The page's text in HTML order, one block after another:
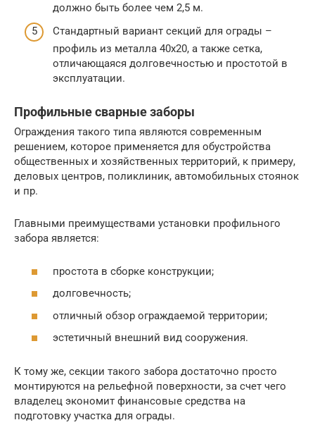
должно быть более чем 2,5 м.
Стандартный вариант секций для ограды –
профиль из металла 40х20, а также сетка,
отличающаяся долговечностью и простотой в
эксплуатации.
Профильные сварные заборы
Ограждения такого типа являются современным
решением, которое применяется для обустройства
общественных и хозяйственных территорий, к примеру,
деловых центров, поликлиник, автомобильных стоянок
и пр.
Главными преимуществами установки профильного
забора является:
простота в сборке конструкции;
долговечность;
отличный обзор ограждаемой территории;
эстетичный внешний вид сооружения.
К тому же, секции такого забора достаточно просто
монтируются на рельефной поверхности, за счет чего
владелец экономит финансовые средства на
подготовку участка для ограды.